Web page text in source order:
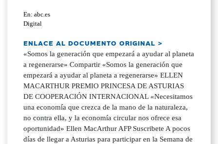
En: abc.es
Digital
ENLACE AL DOCUMENTO ORIGINAL >
«Somos la generación que empezará a ayudar al planeta
a regenerarse» Compartir «Somos la generación que
empezará a ayudar al planeta a regenerarse» ELLEN
MACARTHUR PREMIO PRINCESA DE ASTURIAS
DE COOPERACIÓN INTERNACIONAL «Necesitamos
una economía que crezca de la mano de la naturaleza,
no contra ella, y la economía circular nos ofrece esa
oportunidad» Ellen MacArthur AFP Suscribete A pocos
días de llegar a Asturias para participar en la Semana de